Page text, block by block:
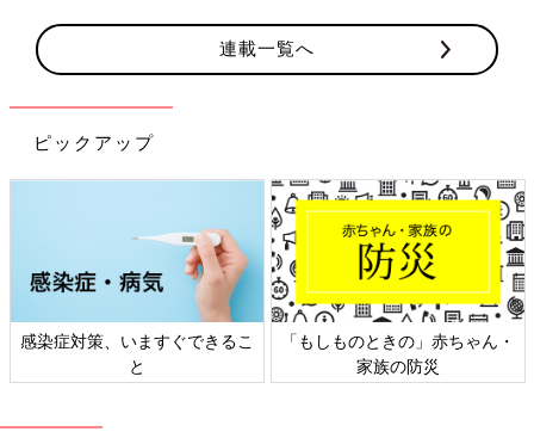
簡単レシピをご紹介します。
レタスのしらすあんかけ 作り方・レシ
ピ 離乳食完了期1歳 ～1歳6ヶ月ごろ
1歳～1歳6ヶ月ごろから使える、野菜や果物な
らすあんかけ
パプリカのピカタ 作り方・レシピ 離乳
食完了期1歳 ～1歳6ヶ月ごろ
1歳～1歳6ヶ月ごろから使える、野菜や果物な
どビタミン類を含む食材を使った、体の調子を
整えるビタミンのレシピをご紹介。パプリカの
ピカタ
離乳完了期 1才～1才6カ月ごろ「パプリカ・ピ
連載一覧へ
ピックアップ
感染症対策、いますぐできるこ
と
「もしものときの」赤ちゃん・
家族の防災